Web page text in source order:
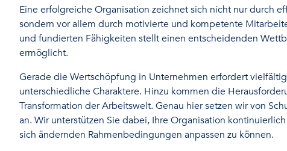
Eine erfolgreiche Organisation zeichnet sich nicht nur durch
sondern vor allem durch motivierte und kompetente
und fundierten Fähigkeiten stellt einen entscheidenden
ermöglicht.
Gerade die Wertschöpfung in Unternehmen erfordert
unterschiedliche Charaktere. Hinzu kommen die
Transformation der Arbeitswelt. Genau hier setzen wir von
an. Wir unterstützen Sie dabei, Ihre Organisation
sich ändernden Rahmenbedingungen anpassen zu können.